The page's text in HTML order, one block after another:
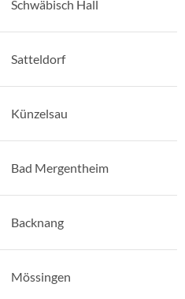
Schwäbisch Hall
Satteldorf
Künzelsau
Bad Mergentheim
Backnang
Mössingen